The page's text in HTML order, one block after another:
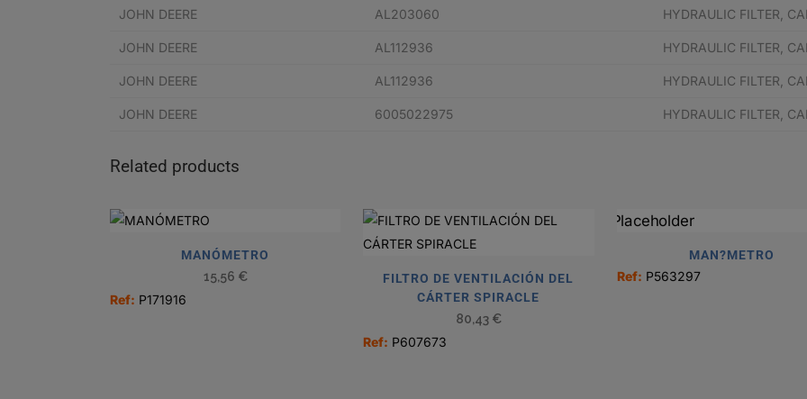
JOHN DEERE AL203060 HYDRAULIC FILTER,
JOHN DEERE AL112936 HYDRAULIC FILTER,
JOHN DEERE AL112936 HYDRAULIC FILTER,
JOHN DEERE 6005022975 HYDRAULIC FILTER,
Related products
MANÓMETRO
15,56 €
Ref: P171916
FILTRO DE VENTILACIÓN DEL
CÁRTER SPIRACLE
80,43 €
Ref: P607673
MAN?METRO
Ref: P563297